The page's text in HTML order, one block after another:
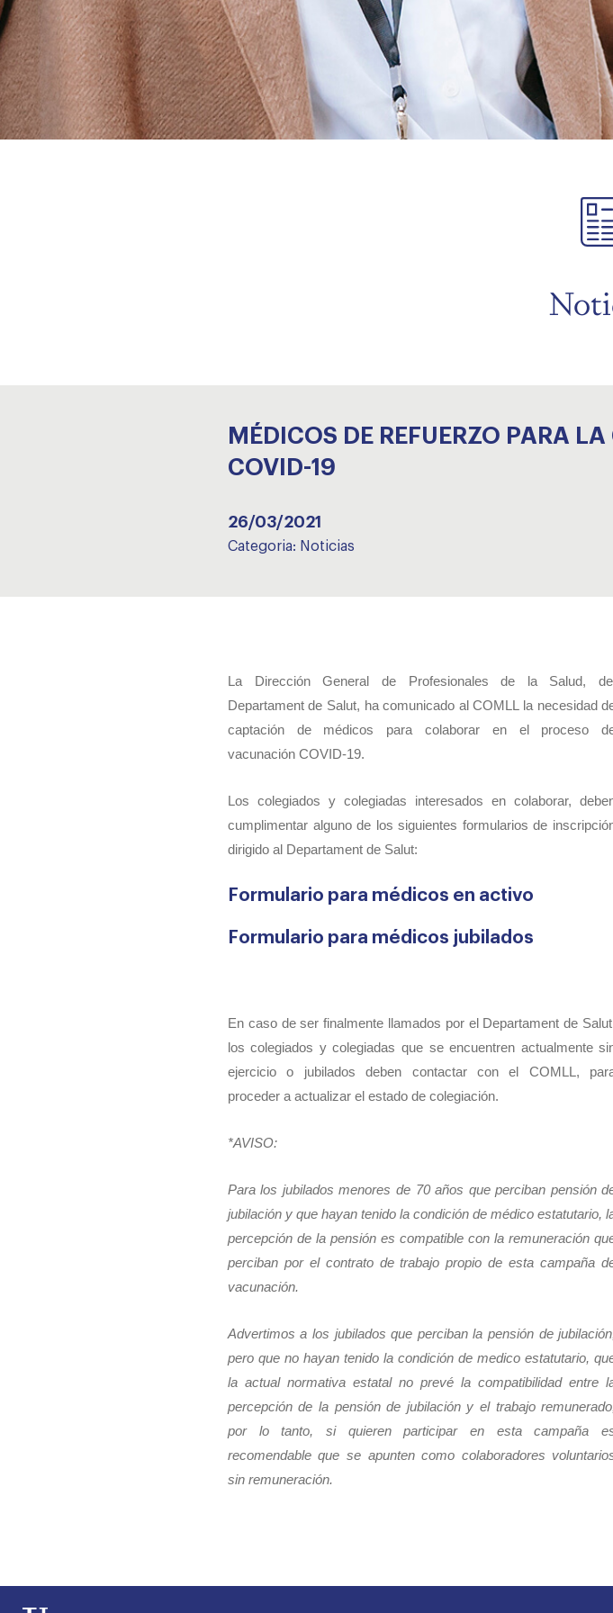
MÉDICOS DE REFUERZO PARA
COVID-19
26/03/2021
Categoria: Noticias
La Dirección General de Profesionales de la Salud,
Departament de Salut, ha comunicado al COMLL la necesidad
captación de médicos para colaborar en el proceso
vacunación COVID-19.
Los colegiados y colegiadas interesados en colaborar,
cumplimentar alguno de los siguientes formularios de
dirigido al Departament de Salut:
Formulario para médicos en activo
Formulario para médicos jubilados
En caso de ser finalmente llamados por el Departament de
los colegiados y colegiadas que se encuentren actualmente
ejercicio o jubilados deben contactar con el COMLL,
proceder a actualizar el estado de colegiación.
*AVISO:
Para los jubilados menores de 70 años que perciban pensión
jubilación y que hayan tenido la condición de médico estatutario,
percepción de la pensión es compatible con la remuneración
perciban por el contrato de trabajo propio de esta campaña
vacunación.
Advertimos a los jubilados que perciban la pensión de
pero que no hayan tenido la condición de medico estatutario,
la actual normativa estatal no prevé la compatibilidad entre
percepción de la pensión de jubilación y el trabajo
por lo tanto, si quieren participar en esta campaña
recomendable que se apunten como colaboradores
sin remuneración.